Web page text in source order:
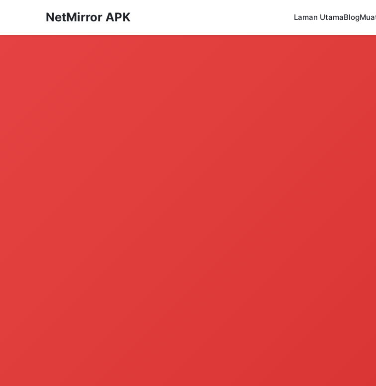
NetMirror APK Laman UtamaBlog